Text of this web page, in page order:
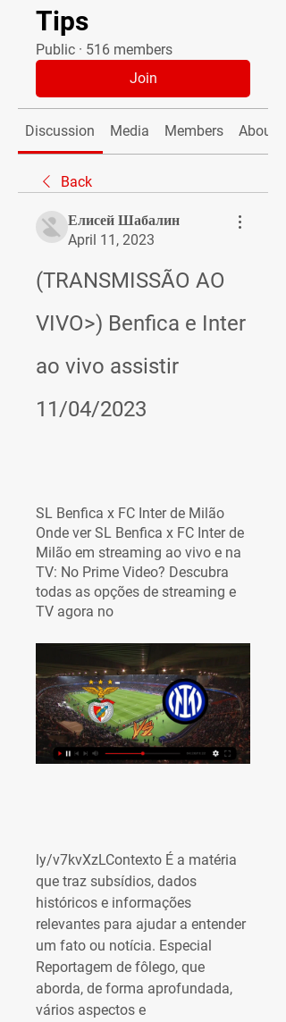
Tips
Public · 516 members
Join
Discussion Media Members About
Back
Елисей Шабалин
April 11, 2023
(TRANSMISSÃO AO
VIVO>) Benfica e Inter
ao vivo assistir
11/04/2023
SL Benfica x FC Inter de Milão
Onde ver SL Benfica x FC Inter de
Milão em streaming ao vivo e na
TV: No Prime Video? Descubra
todas as opções de streaming e
TV agora no
ly/v7kvXzLContexto É a matéria
que traz subsídios, dados
históricos e informações
relevantes para ajudar a entender
um fato ou notícia. Especial
Reportagem de fôlego, que
aborda, de forma aprofundada,
vários aspectos e